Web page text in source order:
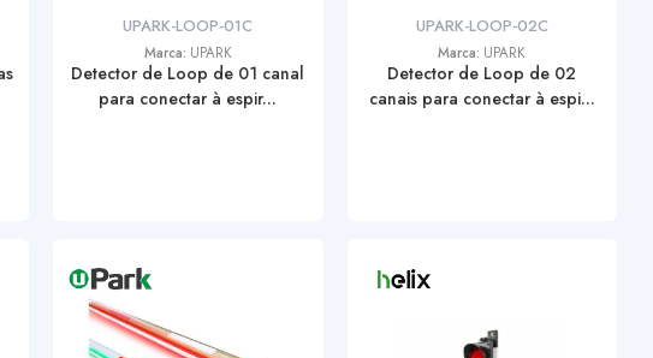
UPARK-LOOP-01C
Marca: UPARK
Detector de Loop de 01 canal
para conectar à espir...
UPARK-LOOP-02C
Marca: UPARK
Detector de Loop de 02
canais para conectar à espi...